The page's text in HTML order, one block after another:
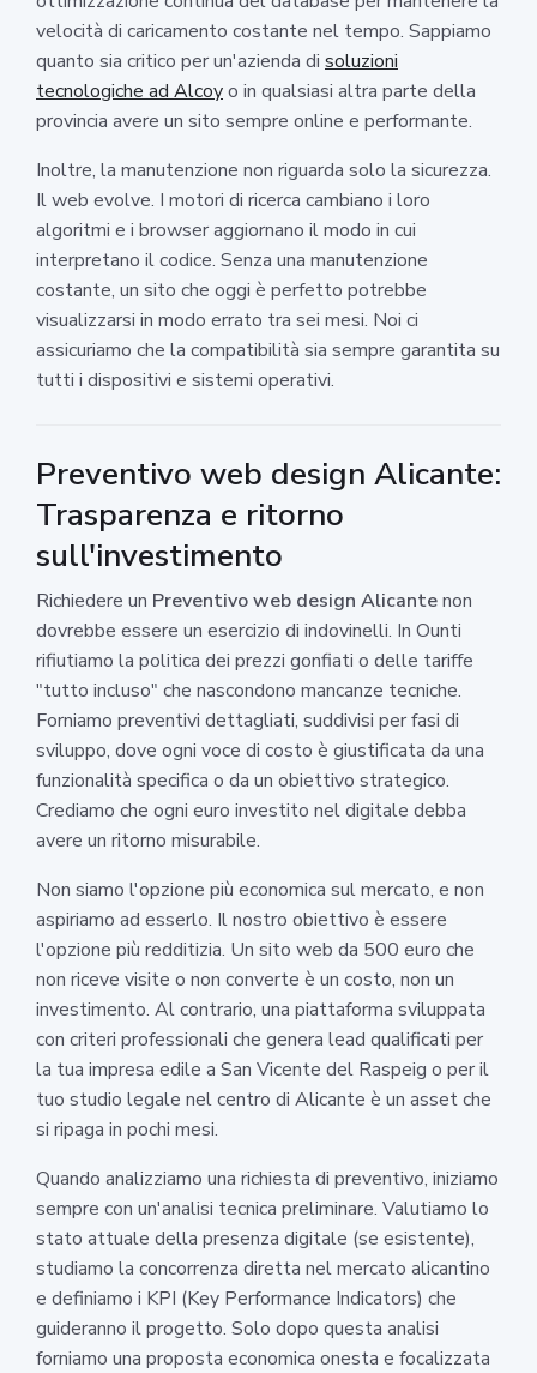
velocità di caricamento costante nel tempo. Sappiamo
quanto sia critico per un'azienda di soluzioni
tecnologiche ad Alcoyo in qualsiasi altra parte della
provincia avere un sito sempre online e performante.
Inoltre, la manutenzione non riguarda solo la sicurezza.
Il web evolve. I motori di ricerca cambiano i loro
algoritmi e i browser aggiornano il modo in cui
interpretano il codice. Senza una manutenzione
costante, un sito che oggi è perfetto potrebbe
visualizzarsi in modo errato tra sei mesi. Noi ci
assicuriamo che la compatibilità sia sempre garantita su
tutti i dispositivi e sistemi operativi.
Preventivo web design Alicante:
Trasparenza e ritorno
sull'investimento
Richiedere un Preventivo web design Alicantenon
dovrebbe essere un esercizio di indovinelli. In Ounti
rifiutiamo la politica dei prezzi gonfiati o delle tariffe
"tutto incluso" che nascondono mancanze tecniche.
Forniamo preventivi dettagliati, suddivisi per fasi di
sviluppo, dove ogni voce di costo è giustificata da una
funzionalità specifica o da un obiettivo strategico.
Crediamo che ogni euro investito nel digitale debba
avere un ritorno misurabile.
Non siamo l'opzione più economica sul mercato, e non
aspiriamo ad esserlo. Il nostro obiettivo è essere
l'opzione più redditizia. Un sito web da 500 euro che
non riceve visite o non converte è un costo, non un
investimento. Al contrario, una piattaforma sviluppata
con criteri professionali che genera lead qualificati per
la tua impresa edile a San Vicente del Raspeig o per il
tuo studio legale nel centro di Alicante è un asset che
si ripaga in pochi mesi.
Quando analizziamo una richiesta di preventivo, iniziamo
sempre con un'analisi tecnica preliminare. Valutiamo lo
stato attuale della presenza digitale (se esistente),
studiamo la concorrenza diretta nel mercato alicantino
e definiamo i KPI (Key Performance Indicators) che
guideranno il progetto. Solo dopo questa analisi
forniamo una proposta economica onesta e focalizzata